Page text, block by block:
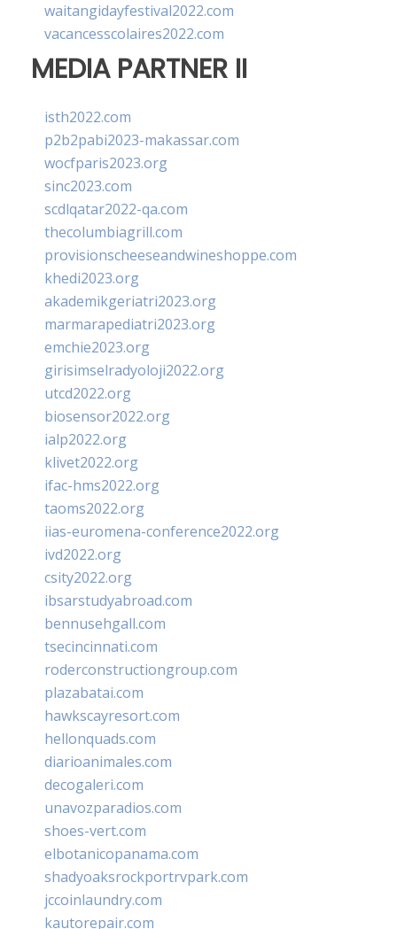
waitangidayfestival2022.com
vacancesscolaires2022.com
MEDIA PARTNER II
isth2022.com
p2b2pabi2023-makassar.com
wocfparis2023.org
sinc2023.com
scdlqatar2022-qa.com
thecolumbiagrill.com
provisionscheeseandwineshoppe.com
khedi2023.org
akademikgeriatri2023.org
marmarapediatri2023.org
emchie2023.org
girisimselradyoloji2022.org
utcd2022.org
biosensor2022.org
ialp2022.org
klivet2022.org
ifac-hms2022.org
taoms2022.org
iias-euromena-conference2022.org
ivd2022.org
csity2022.org
ibsarstudyabroad.com
bennusehgall.com
tsecincinnati.com
roderconstructiongroup.com
plazabatai.com
hawkscayresort.com
hellonquads.com
diarioanimales.com
decogaleri.com
unavozparadios.com
shoes-vert.com
elbotanicopanama.com
shadyoaksrockportrvpark.com
jccoinlaundry.com
kautorepair.com